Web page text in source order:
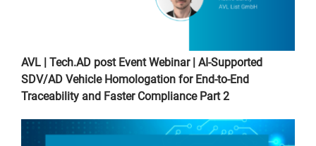
AVL | Tech.AD post Event Webinar | AI‑Supported
SDV/AD Vehicle Homologation for End‑to‑End
Traceability and Faster Compliance Part 2